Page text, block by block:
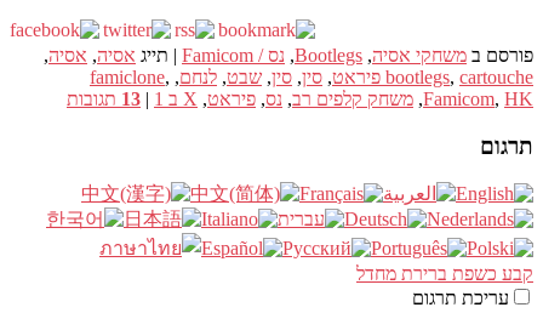
פורסם ב משחקי אסיה,
Bootlegs
, נס / Famicom | תייג אסיה, אסיה,
bootlegs, cartouche פיראט , סין, סין, שבט, לנחם,
famiclone,
Famicom, HK
, משחק קלפים רב, נס, פיראט, X ב 1 |
13 תגובות
תרגום
קבע כשפת ברירת מחדל
עריכת תרגום